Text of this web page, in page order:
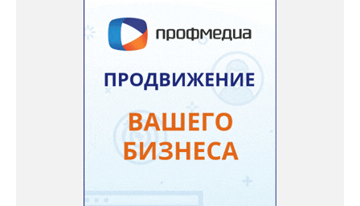
семян (на фото), - отметила «Златоуст.инфо» хозяйка частного
дома Екатерина Бойко. – Посадила вдоль забора, потому что
низины этот цветок не любит. Вот уже второй год растет и
радует меня. Соседи просят саженцы: аромат и до них
доносится. В конце лета собираю лаванду в пучки, сушу –
получаются букеты и саше одновременно. Лаванда широко
используется и в кулинарии». Семена, отметила собеседница
нашего портала, у неё были сорта «Вознесенская узколистная».
Только она хорошо зимует без укрытия. Всхожесть оказалась
на удивление хорошей: из пяти семян из каждой пачки четыре
взошли даже без стратификации. После покупки (по весне)
садовод советует сразу убрать семена в холодильник на два
месяца, а место посадки - мульчировать мелкой корой. Семена
самосевом в ней отлично прорастают. Если иногда срезать